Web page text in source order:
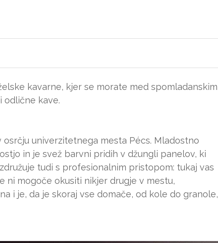
kavarne, kjer se morate med spomladanskim
odlične kave.
univerzitetnega mesta Pécs. Mladostno
in je svež barvni pridih v džungli panelov, ki
tudi s profesionalnim pristopom: tukaj vas
ni mogoče okusiti nikjer drugje v mestu,
i je, da je skoraj vse domače, od kole do granole,